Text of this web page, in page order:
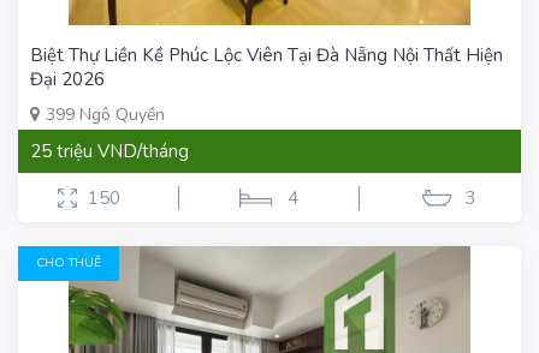
Biệt Thự Liền Kề Phúc Lộc Viên Tại Đà Nẵng Nội Thất Hiện
Đại 2026
399 Ngô Quyền
25 triệu VND/tháng
150
4 3
CHO THUÊ